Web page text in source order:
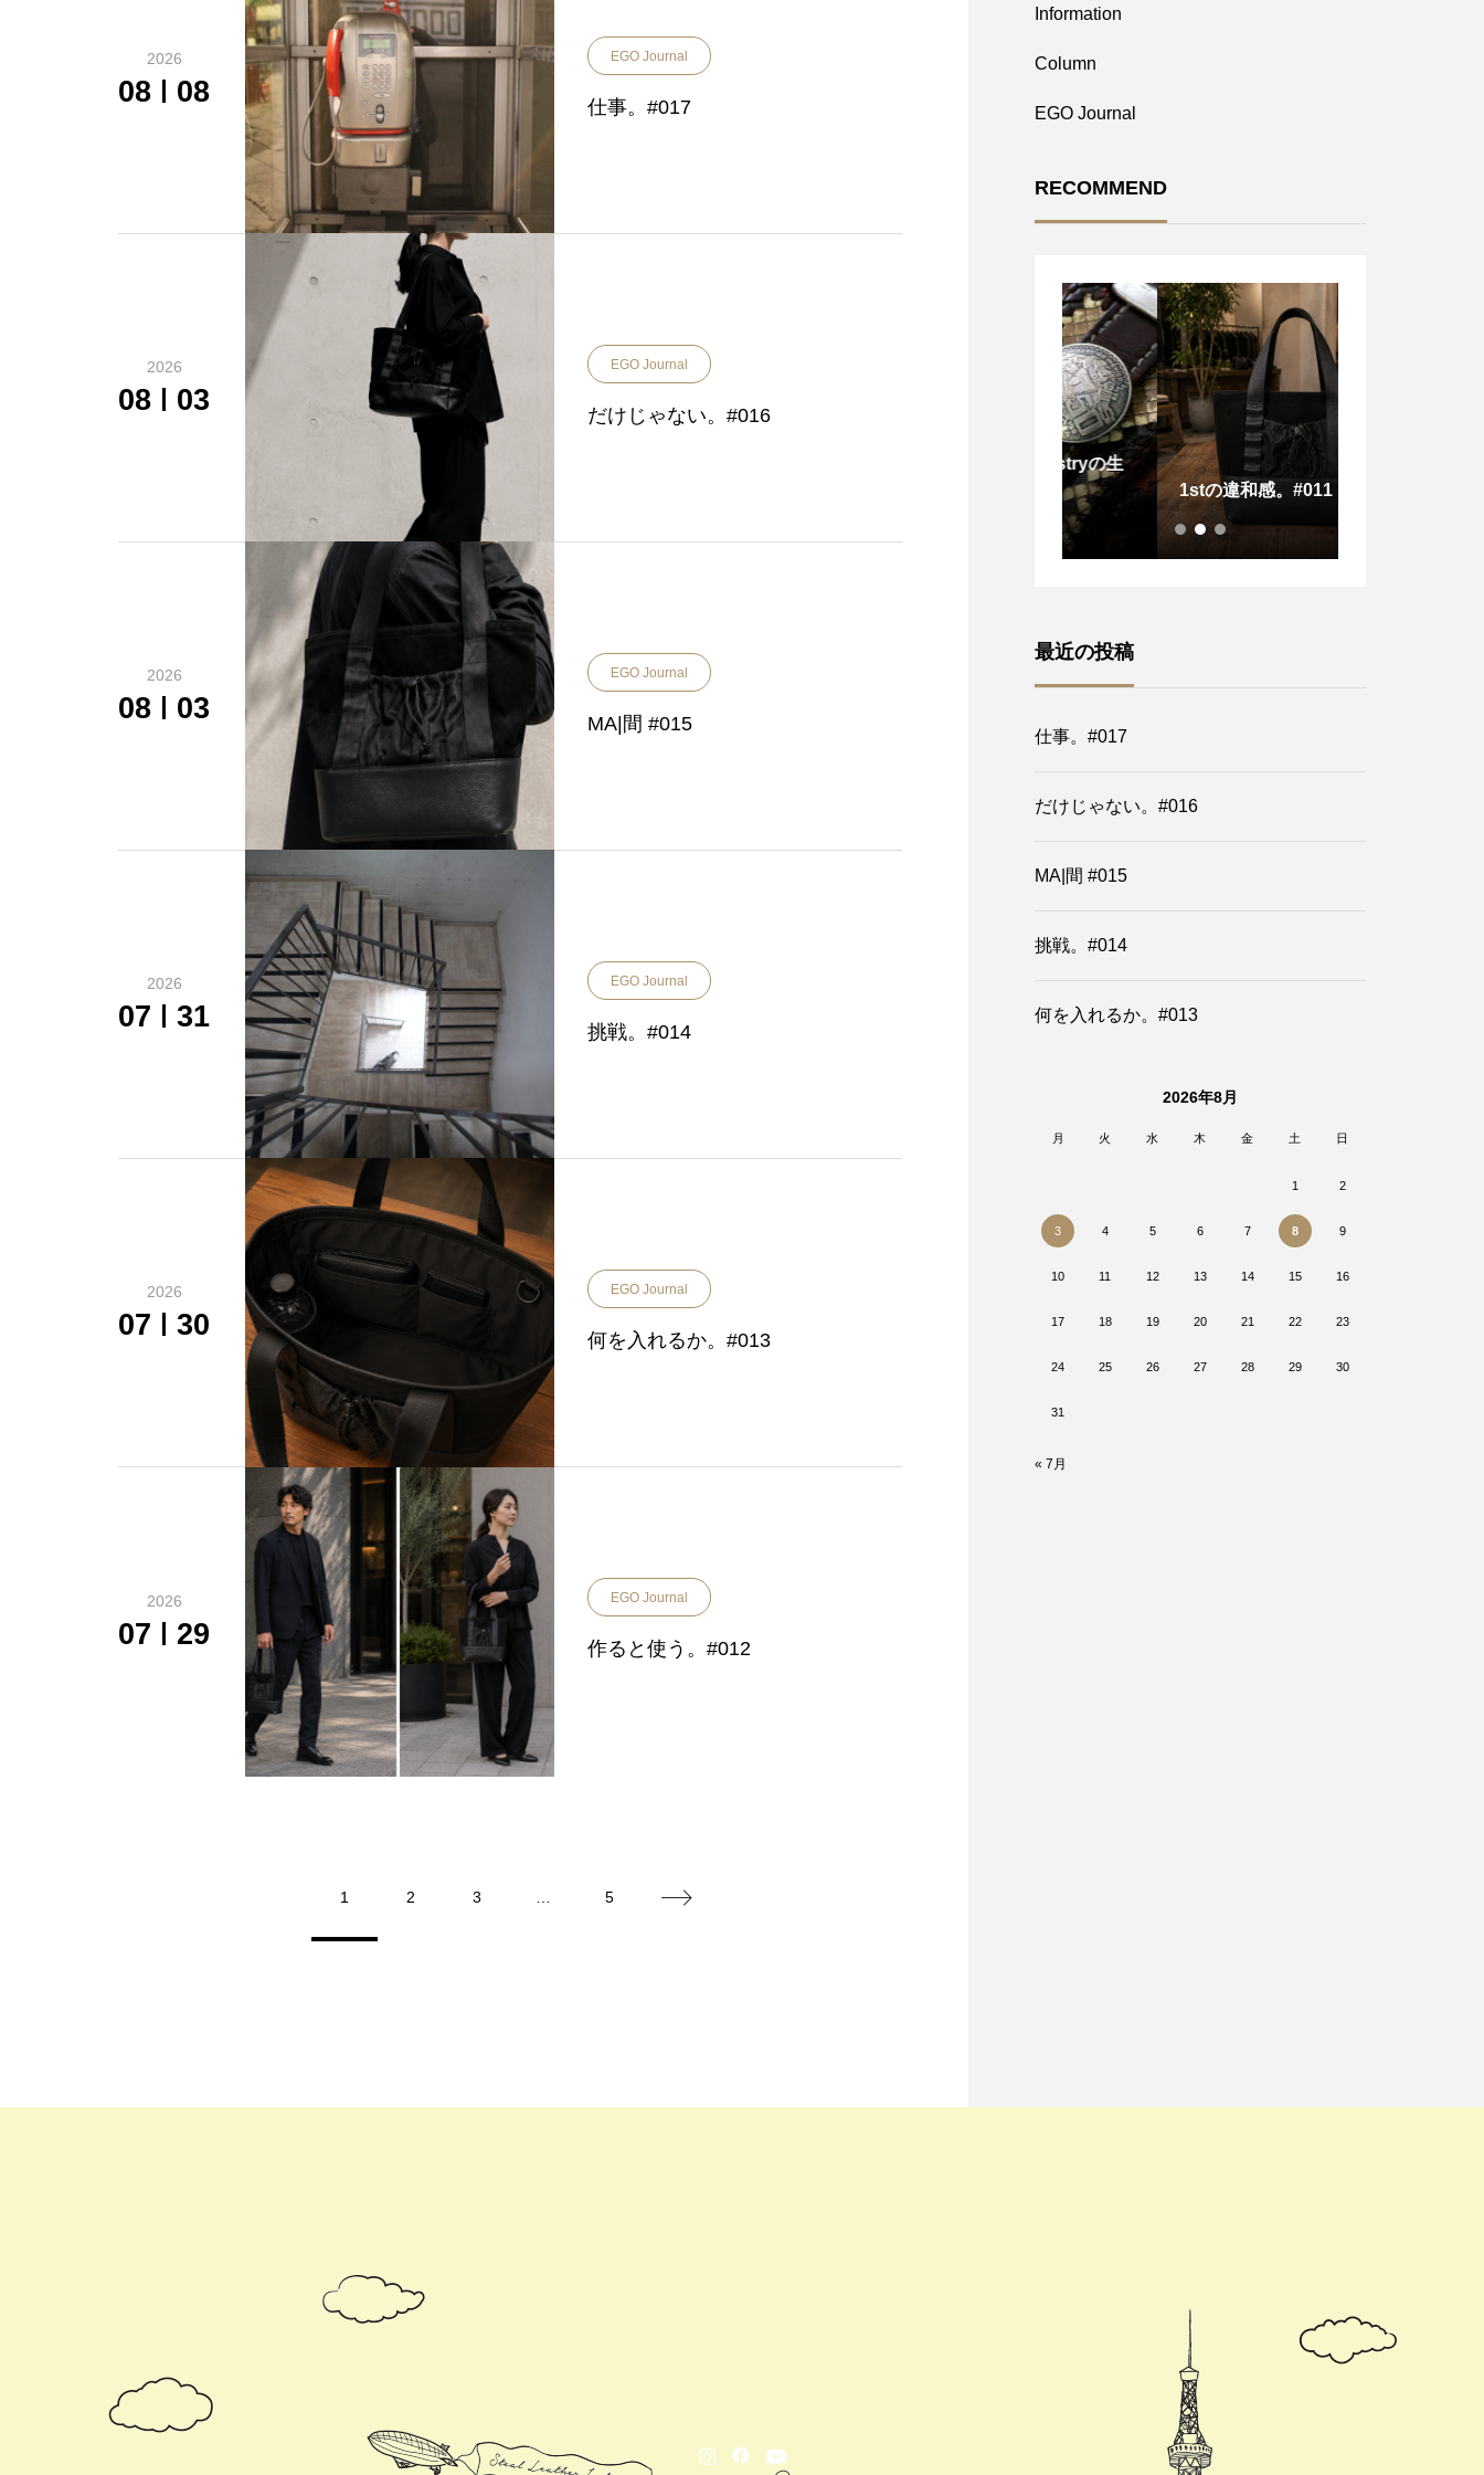
2026
08 08
EGO Journal
仕事。#017
2026
08 03
EGO Journal
だけじゃない。#016
2026
08 03
EGO Journal
MA|間 #015
2026
07 31
EGO Journal
挑戦。#014
2026
07 30
EGO Journal
何を入れるか。#013
2026
07 29
EGO Journal
作ると使う。#012
1 2 3 5
Information
Column
EGO Journal
RECOMMEND
1stの違和感。#011
最近の投稿
仕事。#017
だけじゃない。#016
MA|間 #015
挑戦。#014
何を入れるか。#013
2026年8月
月 火 水 木 金 土 日
1 2
3 4 5 6 7 8 9
10 11 12 13 14 15 16
17 18 19 20 21 22 23
24 25 26 27 28 29 30
31
« 7月